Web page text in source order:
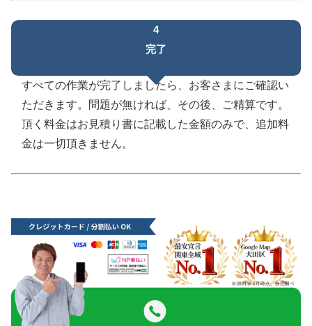
4
完了
すべての作業が完了しましたら、お客さまにご確認い
ただきます。問題が無ければ、その後、ご精算です。
頂く料金はお見積り書に記載した金額のみで、追加料
金は一切頂きません。